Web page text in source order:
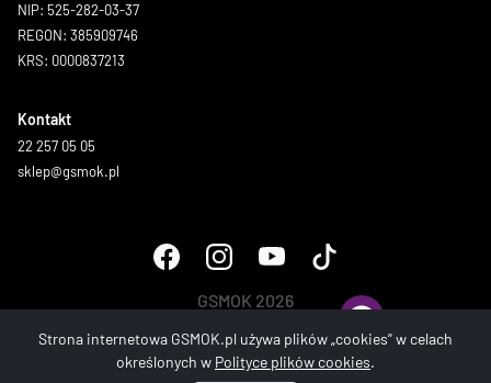
NIP: 525-282-03-37
REGON: 385909746
KRS: 0000837213
Kontakt
22 257 05 05
sklep@gsmok.pl
GSMOK 2026
Strona internetowa GSMOK.pl używa plików „cookies” w celach
określonych w Polityce plików cookies.